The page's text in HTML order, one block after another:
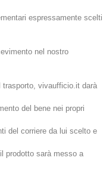
espressamente scelti
nel nostro
trasporto, vivaufficio.it darà
del bene nei propri
del corriere da lui scelto e
prodotto sarà messo a